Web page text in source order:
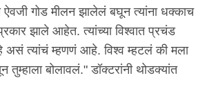
ऐवजी गोड मीलन झालेलं बघून त्यांना धक्काच
झाले आहेत. त्यांच्या विश्वात प्रचंड
त्यांचं म्हणणं आहे. विश्व म्हटलं की मला
बोलावलं." डॉक्टरांनी थोडक्यांत